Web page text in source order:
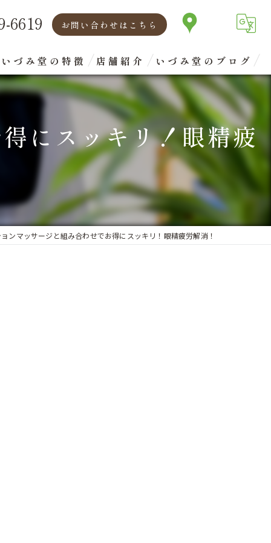
6619 お問い合わせはこちら
いづみ堂の特徴
腰痛
眼精疲労
店舗紹介
代表あいさつ
いづみ堂のブログ
にスッキリ！眼精疲
ンマッサージと組み合わせでお得にスッキリ！眼精疲労解消！